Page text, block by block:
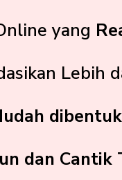
yang
Lebih
dan Cantik